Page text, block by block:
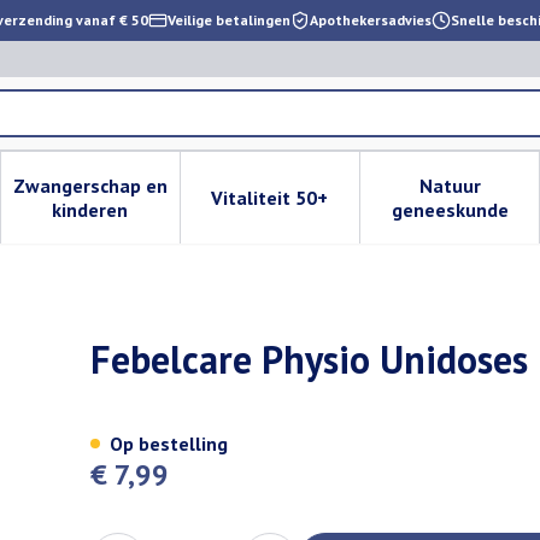
vanaf € 50 Veilige betalingen Apothekersadvies Snelle
verzorging en hygiëne categorie
voor Dieet, voeding en vitamines categorie
Zwangerschap en
kinderenToon submenu voor Zwangerschap en kinderen
Vitaliteit 50+Toon submenu voor Vitaliteit
Natuur
geneeskunde
Toon
Febelcare Physio
€ 7,99
Op bestelling